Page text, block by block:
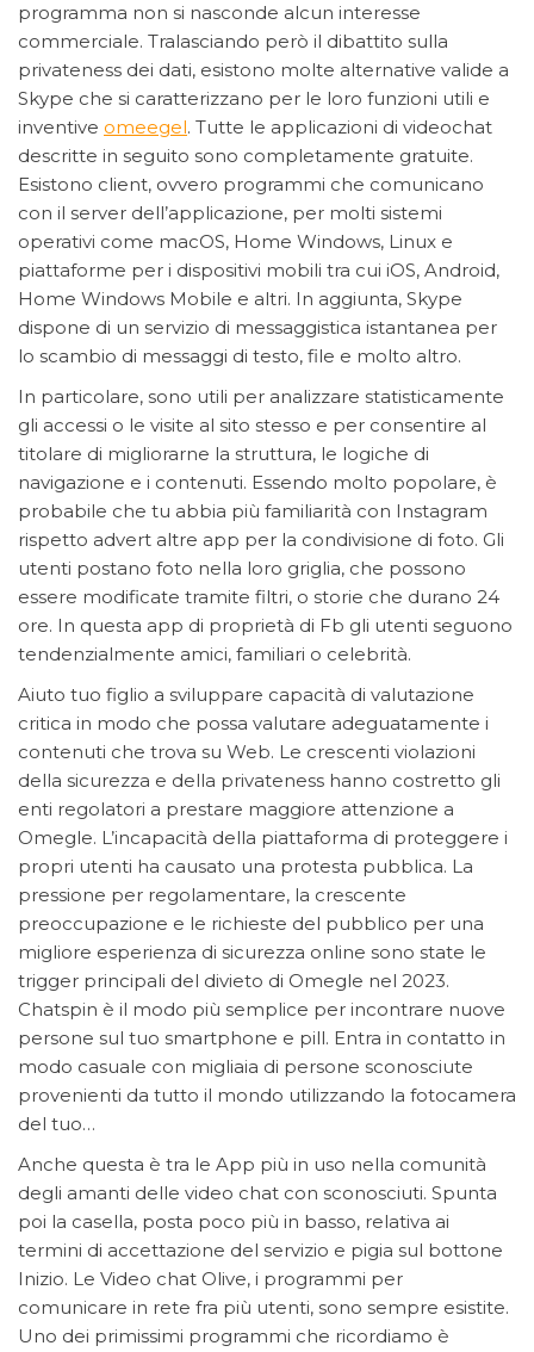
programma non si nasconde alcun interesse
commerciale. Tralasciando però il dibattito sulla
privateness dei dati, esistono molte alternative valide a
Skype che si caratterizzano per le loro funzioni utili e
inventive omeegel. Tutte le applicazioni di videochat
descritte in seguito sono completamente gratuite.
Esistono client, ovvero programmi che comunicano
con il server dell’applicazione, per molti sistemi
operativi come macOS, Home Windows, Linux e
piattaforme per i dispositivi mobili tra cui iOS, Android,
Home Windows Mobile e altri. In aggiunta, Skype
dispone di un servizio di messaggistica istantanea per
lo scambio di messaggi di testo, file e molto altro.
In particolare, sono utili per analizzare statisticamente
gli accessi o le visite al sito stesso e per consentire al
titolare di migliorarne la struttura, le logiche di
navigazione e i contenuti. Essendo molto popolare, è
probabile che tu abbia più familiarità con Instagram
rispetto advert altre app per la condivisione di foto. Gli
utenti postano foto nella loro griglia, che possono
essere modificate tramite filtri, o storie che durano 24
ore. In questa app di proprietà di Fb gli utenti seguono
tendenzialmente amici, familiari o celebrità.
Aiuto tuo figlio a sviluppare capacità di valutazione
critica in modo che possa valutare adeguatamente i
contenuti che trova su Web. Le crescenti violazioni
della sicurezza e della privateness hanno costretto gli
enti regolatori a prestare maggiore attenzione a
Omegle. L’incapacità della piattaforma di proteggere i
propri utenti ha causato una protesta pubblica. La
pressione per regolamentare, la crescente
preoccupazione e le richieste del pubblico per una
migliore esperienza di sicurezza online sono state le
trigger principali del divieto di Omegle nel 2023.
Chatspin è il modo più semplice per incontrare nuove
persone sul tuo smartphone e pill. Entra in contatto in
modo casuale con migliaia di persone sconosciute
provenienti da tutto il mondo utilizzando la fotocamera
del tuo…
Anche questa è tra le App più in uso nella comunità
degli amanti delle video chat con sconosciuti. Spunta
poi la casella, posta poco più in basso, relativa ai
termini di accettazione del servizio e pigia sul bottone
Inizio. Le Video chat Olive, i programmi per
comunicare in rete fra più utenti, sono sempre esistite.
Uno dei primissimi programmi che ricordiamo è